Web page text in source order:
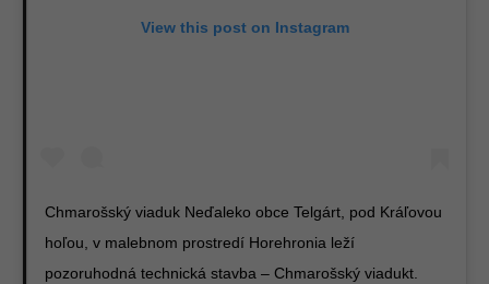
View this post on Instagram
Chmarošský viaduk Neďaleko obce Telgárt, pod Kráľovou
hoľou, v malebnom prostredí Horehronia leží
pozoruhodná technická stavba – Chmarošský viadukt.